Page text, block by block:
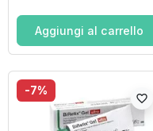
Aggiungi al carrello
-7%
favorite_border